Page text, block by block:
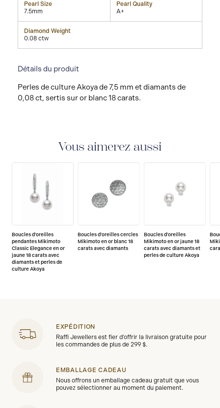
Pearl Size
7.5mm
Pearl Quality
A+
Diamond Weight
0.08 ctw
Détails du produit
Perles de culture Akoya de 7,5 mm et diamants de
0,08 ct, sertis sur or blanc 18 carats.
Vous aimerez aussi
Boucles d'oreilles
pendantes Mikimoto
Classic Elegance en or
jaune 18 carats avec
diamants et perles de
culture Akoya
Boucles d'oreilles cercles
Mikimoto en or blanc 18
carats avec diamants
Boucles d'oreilles
Mikimoto en or jaune 18
carats avec diamants et
perles de culture Akoya
EXPÉDITION
Raffi Jewellers est fier d'offrir la livraison gratuite pour
les commandes de plus de 299 $.
EMBALLAGE CADEAU
Nous offrons un emballage cadeau gratuit que vous
pouvez sélectionner au moment du paiement.